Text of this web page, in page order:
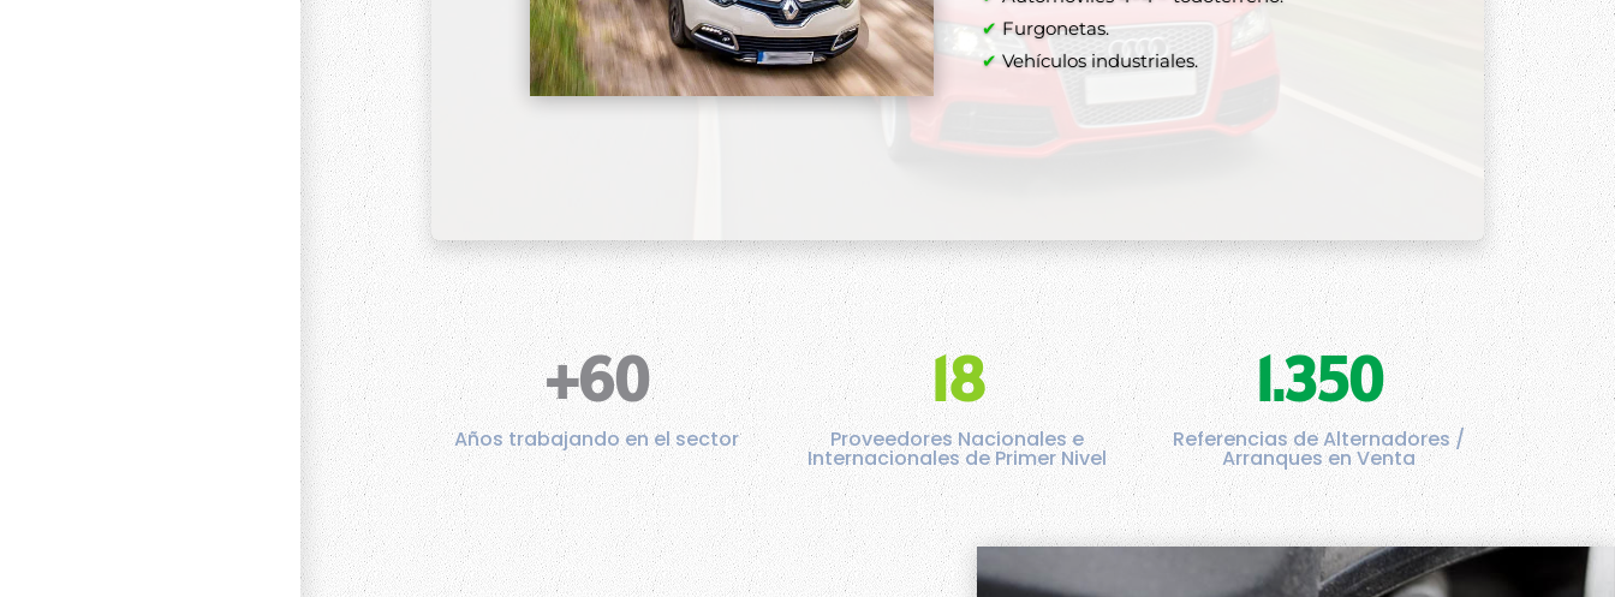
✔ Furgonetas.
✔ Vehículos industriales.
+60
Años trabajando en el sector
18
Proveedores Nacionales e
Internacionales de Primer Nivel
1.350
Referencias de Alternadores /
Arranques en Venta